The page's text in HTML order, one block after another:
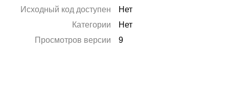
Исходный код доступен
Нет
Категории
Нет
Просмотров версии
9